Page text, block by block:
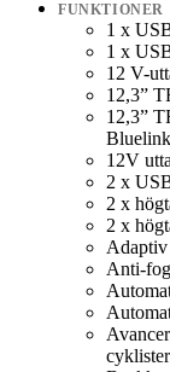
FUNKTIONER
1 x
1 x
12 V-
12,3”
12,3”
12V
2 x
2 x
2 x
Anti-fog